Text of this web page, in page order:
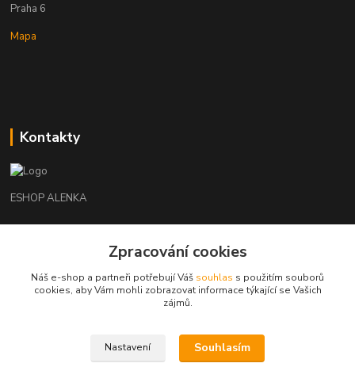
Praha 6
Mapa
Kontakty
ESHOP ALENKA
+420602541312
orechovka@inmes.cz
Zpracování cookies
Náš e-shop a partneři potřebují Váš souhlas s použitím souborů
cookies, aby Vám mohli zobrazovat informace týkající se Vašich
zájmů.
Nastavení Souhlasím